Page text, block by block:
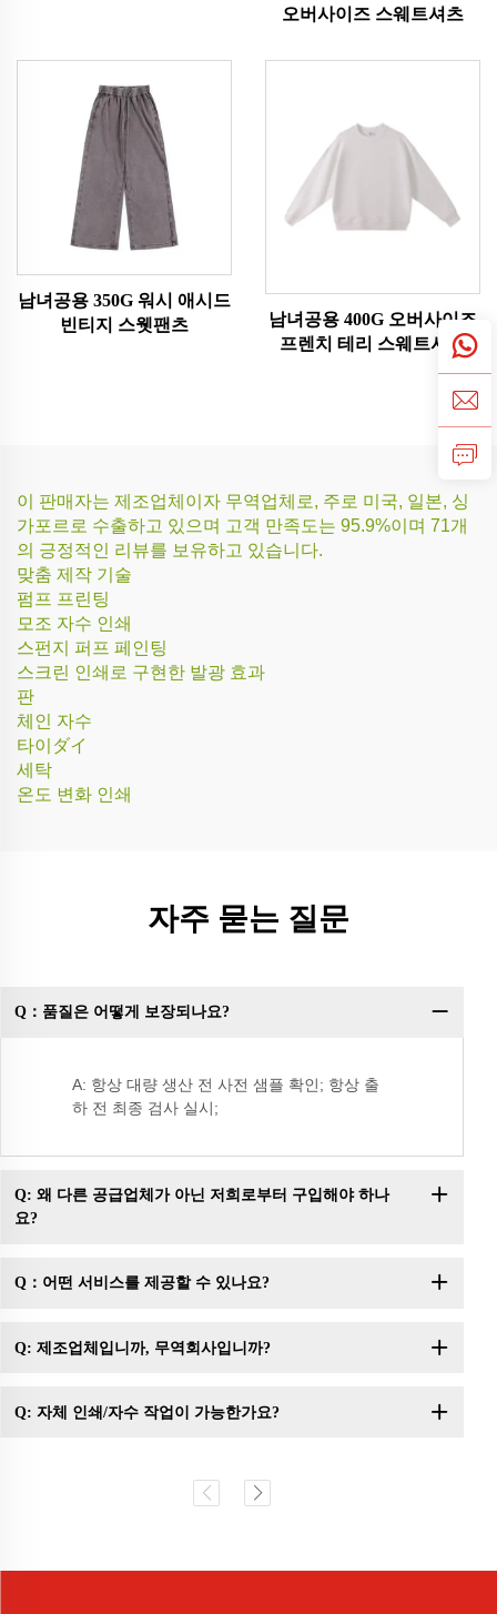
오버사이즈 스웨트셔츠
남녀공용 350G 워시 애시드
빈티지 스웻팬츠
남녀공용 400G 오버사이즈
프렌치 테리 스웨트셔츠
이 판매자는 제조업체이자 무역업체로, 주로 미국, 일본, 싱
가포르로 수출하고 있으며 고객 만족도는 95.9%이며 71개
의 긍정적인 리뷰를 보유하고 있습니다.
맞춤 제작 기술
펌프 프린팅
모조 자수 인쇄
스펀지 퍼프 페인팅
스크린 인쇄로 구현한 발광 효과
판
체인 자수
타이ダイ
세탁
온도 변화 인쇄
자주 묻는 질문
Q：품질은 어떻게 보장되나요?
A: 항상 대량 생산 전 사전 샘플 확인; 항상 출
하 전 최종 검사 실시;
Q: 왜 다른 공급업체가 아닌 저희로부터 구입해야 하나
요?
Q：어떤 서비스를 제공할 수 있나요?
Q: 제조업체입니까, 무역회사입니까?
Q: 자체 인쇄/자수 작업이 가능한가요?